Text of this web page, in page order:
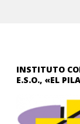
INSTITUTO
E.S.O., «EL